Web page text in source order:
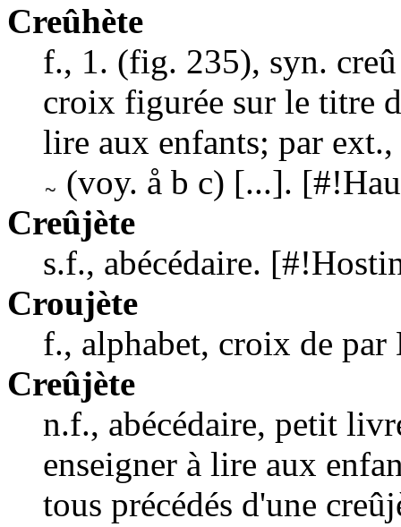
Creûhète
f., 1. (fig. 235), syn.
croix figurée sur le titre
lire aux enfants; par
(voy. å b c) [...].
Creûjète
s.f., abécédaire.
Croujète
f., alphabet, croix de
Creûjète
n.f., abécédaire, petit
enseigner à lire aux
tous précédés d'une